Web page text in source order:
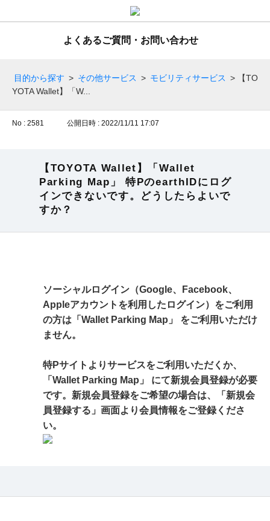
よくあるご質問・お問い合わせ
目的から探す > その他サービス > モビリティサービス >
【TO
YOTA Wallet】「W...
No : 2581 公開日時 : 2022/11/11 17:07
【TOYOTA Wallet】「Wallet
Parking Map」 特PのearthIDにログ
インできないです。どうしたらよいで
すか？
ソーシャルログイン（Google、Facebook、
Appleアカウントを利用したログイン）をご利用
の方は「Wallet Parking Map」 をご利用いただけ
ません。
特Pサイトよりサービスをご利用いただくか、
「Wallet Parking Map」 にて新規会員登録が必要
です。新規会員登録をご希望の場合は、「新規会
員登録する」画面より会員情報をご登録くださ
い。